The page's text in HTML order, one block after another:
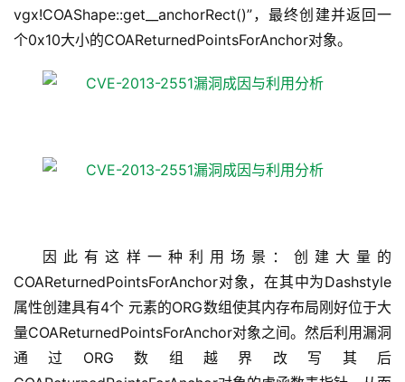
vgx!COAShape::get__anchorRect()”，最终创建并返回一
个0x10大小的COAReturnedPointsForAnchor对象。
因此有这样一种利用场景：创建大量的
COAReturnedPointsForAnchor对象，在其中为Dashstyle
属性创建具有4个 元素的ORG数组使其内存布局刚好位于大
量COAReturnedPointsForAnchor对象之间。然后利用漏洞
通过ORG数组越界改写其后